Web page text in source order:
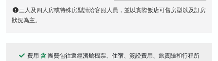
三人及四人房或特殊房型請洽客服人員，並以實際飯店可售房型以及訂房
狀況為主。
費用 含 團費包往返經濟艙機票、住宿、簽證費用、旅責險和行程所